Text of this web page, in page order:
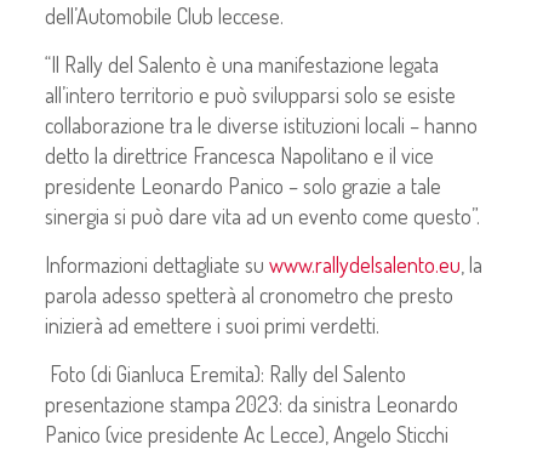
dell’Automobile Club leccese.
“Il Rally del Salento è una manifestazione legata
all’intero territorio e può svilupparsi solo se esiste
collaborazione tra le diverse istituzioni locali – hanno
detto la direttrice Francesca Napolitano e il vice
presidente Leonardo Panico – solo grazie a tale
sinergia si può dare vita ad un evento come questo”.
Informazioni dettagliate su www.rallydelsalento.eu , la
parola adesso spetterà al cronometro che presto
inizierà ad emettere i suoi primi verdetti.
Foto (di Gianluca Eremita): Rally del Salento
presentazione stampa 2023: da sinistra Leonardo
Panico (vice presidente Ac Lecce), Angelo Sticchi